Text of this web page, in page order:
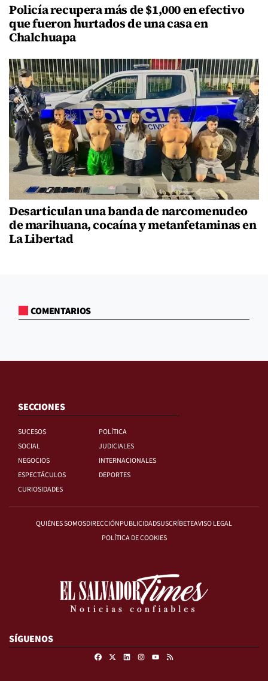
Policía recupera más de $1,000 en efectivo
que fueron hurtados de una casa en
Chalchuapa
Desarticulan una banda de narcomenudeo
de marihuana, cocaína y metanfetaminas en
La Libertad
COMENTARIOS
SECCIONES
SUCESOS
POLÍTICA
SOCIAL
JUDICIALES
NEGOCIOS
INTERNACIONALES
ESPECTÁCULOS
DEPORTES
CURIOSIDADES
QUIÉNES SOMOSDIRECCIÓNPUBLICIDADSUSCRÍBETEAVISO LEGAL
POLÍTICA DE COOKIES
SÍGUENOS
FacebookLinkedinInstagram